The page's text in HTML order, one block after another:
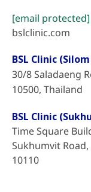
[email protected]
bslclinic.com
BSL Clinic
30/8 Saladaeng
10500, Thailand
BSL Clinic
Time Square
Sukhumvit
10110